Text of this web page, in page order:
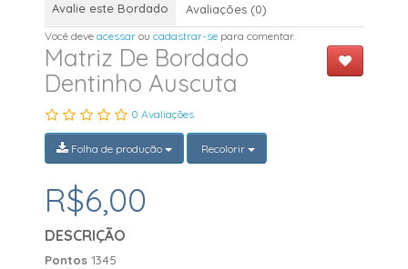
Avalie este Bordado Avaliações (0)
Você deveacessar oucadastrar-se para comentar.
Matriz De Bordado
Dentinho Auscuta
0 Avaliações
Folha de produção Recolorir
R$6,00
DESCRIÇÃO
Pontos 1345